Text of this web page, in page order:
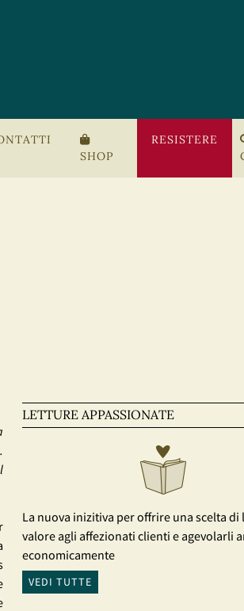
SHOP
RESISTERE
LETTURE APPASSIONATE
La nuova inizitiva per offrire una scelta di
valore agli affezionati clienti e agevolarli
economicamente
VEDI TUTTE